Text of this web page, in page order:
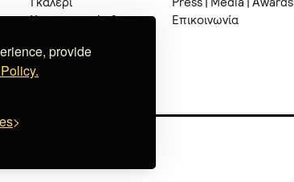
provide
Υποστηρικτές &
Συνεργασίες
Επικοινωνία